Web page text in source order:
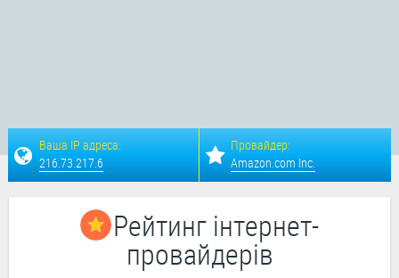
Ваша IP адреса:
216.73.217.6
Провайдер:
Amazon.com Inc.
Рейтинг інтернет-
провайдерів